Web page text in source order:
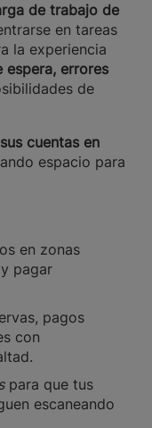
de trabajo de
en tareas
la experiencia
espera, errores
de
cuentas en
espacio para
en zonas
pagar
pagos
con
para que tus
escaneando